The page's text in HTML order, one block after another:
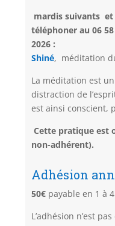
mardis suivants et
téléphoner au 06
2026 :
Shiné, méditation
La méditation est
distraction de
est ainsi conscient,
Cette pratique est
non-adhérent).
Adhésion
50€ payable en 1 à
L’adhésion n’est